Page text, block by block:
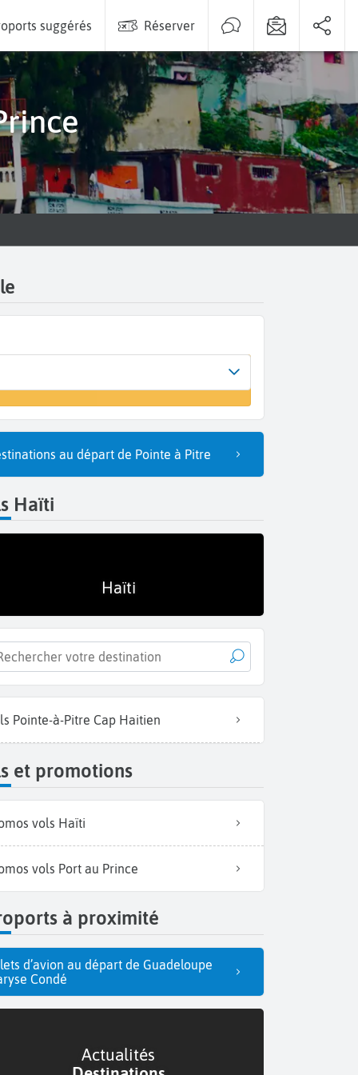
suggérés Réserver
au Prince (PAP)
au départ de Pointe à Pitre
Haïti
Haïti
Pointe-à-Pitre Cap Haitien
et promotions
vols Haïti
vols Port au Prince
à proximité
d’avion au départ de Guadeloupe
Condé
Actualités